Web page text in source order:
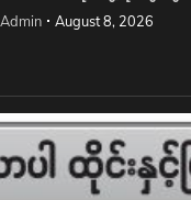
Admin August 8, 2026